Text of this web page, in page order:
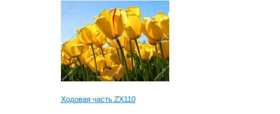
Ходовая часть ZX110